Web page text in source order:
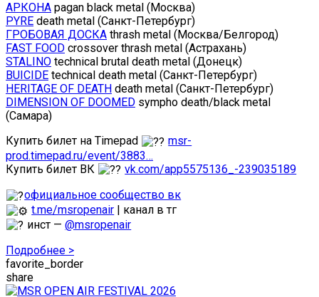
АРКОНА pagan black metal (Москва)
PYRE death metal (Санкт-Петербург)
ГРОБОВАЯ ДОСКА thrash metal (Москва/Белгород)
FAST FOOD crossover thrash metal (Астрахань)
STALINO technical brutal death metal (Донецк)
BUICIDE technical death metal (Санкт-Петербург)
HERITAGE OF DEATH death metal (Санкт-Петербург)
DIMENSION OF DOOMED sympho death/black metal
(Самара)
Купить билет на Timepad
msr-
prod.timepad.ru/event/3883…
Купить билет ВК
vk.com/app5575136_-239035189
официальное сообщество вк
t.me/msropenair | канал в тг
инст —@msropenair
Подробнее >
favorite_border
share